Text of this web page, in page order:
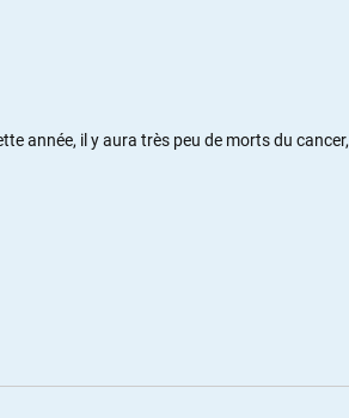
année, il y aura très peu de morts du cancer,